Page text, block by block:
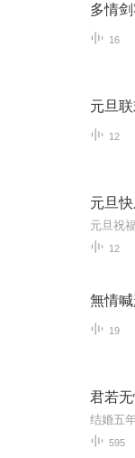
多情
16
元旦
12
元旦
元旦祝福
12
無情
19
君若
595